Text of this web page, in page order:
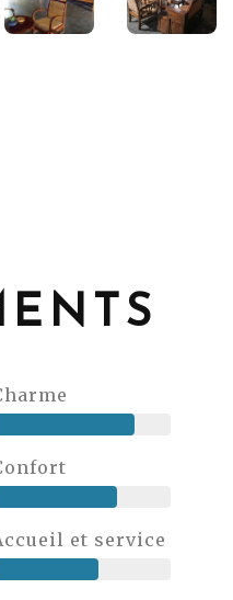
et service